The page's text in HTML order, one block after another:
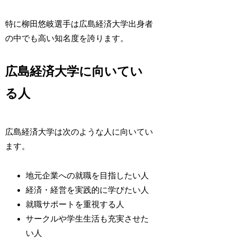
特に柳田悠岐選手は広島経済大学出身者
の中でも高い知名度を誇ります。
広島経済大学に向いてい
る人
広島経済大学は次のような人に向いてい
ます。
地元企業への就職を目指したい人
経済・経営を実践的に学びたい人
就職サポートを重視する人
サークルや学生生活も充実させた
い人